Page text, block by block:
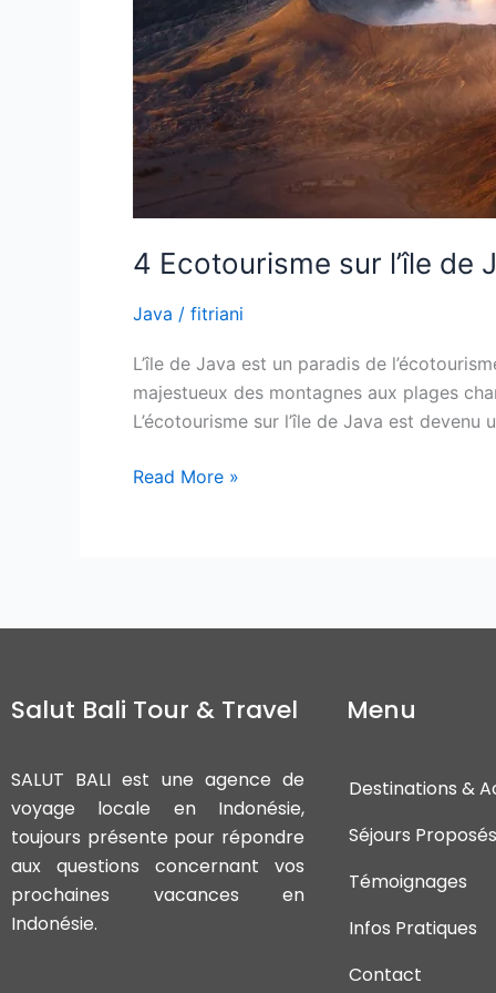
4 Ecotourisme sur l’île de
Java / fitriani
L’île de Java est un paradis de
majestueux des montagnes aux plages
L’écotourisme sur l’île de Java est
Read More »
Salut Bali Tour & Travel
SALUT BALI est une agence de
voyage locale en Indonésie,
toujours présente pour répondre
aux questions concernant vos
prochaines vacances en
Indonésie.
Menu
Destinations &
Séjours Proposés
Témoignages
Infos Pratiques
Contact